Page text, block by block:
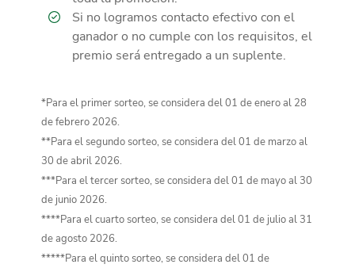
Si no logramos contacto efectivo con el
ganador o no cumple con los requisitos, el
premio será entregado a un suplente.
*Para el primer sorteo, se considera del 01 de enero al 28
de febrero 2026.
**Para el segundo sorteo, se considera del 01 de marzo al
30 de abril 2026.
***Para el tercer sorteo, se considera del 01 de mayo al 30
de junio 2026.
****Para el cuarto sorteo, se considera del 01 de julio al 31
de agosto 2026.
*****Para el quinto sorteo, se considera del 01 de